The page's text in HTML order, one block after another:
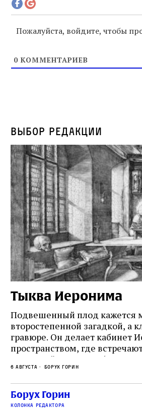
Пожалуйста, войдите, чтобы
0 КОММЕНТАРИЕВ
Выбор редакции
Тыква Иеронима
Подвешенный плод кажется
второстепенной загадкой, а
гравюре. Он делает кабинет
пространством, где
греческий и латынь;
церковная традиция;
точность и понятность;
убеждённый в необходимости
читатель, воспринимающий
6 августа Борух Горин
Борух Горин
колонка редактора